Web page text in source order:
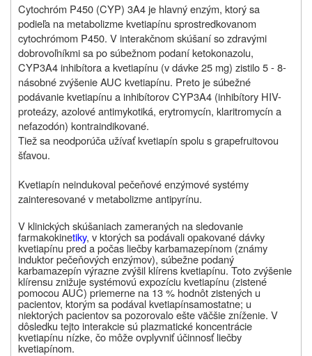
Cytochróm P450 (CYP) 3A4 je hlavný enzým, ktorý sa
podieľa na metabolizme kvetiapínu sprostredkovanom
cytochrómom P450. V interakčnom skúšaní so zdravými
dobrovoľníkmi sa po súbežnom podaní ketokonazolu,
CYP3A4 inhibítora a kvetiapínu (v dávke 25 mg) zistilo 5 - 8-
násobné zvýšenie AUC kvetiapínu. Preto je súbežné
podávanie kvetiapínu a inhibítorov CYP3A4 (inhibítory HIV-
proteázy, azolové antimykotiká, erytromycín, klaritromycín a
nefazodón) kontraindikované.
Tiež sa neodporúča užívať kvetiapín spolu s grapefruitovou
šťavou.
Kvetiapín neindukoval pečeňové enzýmové systémy
zainteresované v metabolizme antipyrínu.
V klinických skúšaniach zameraných na sledovanie
farmakokinetiky, v ktorých sa podávali opakované dávky
kvetiapínu pred a počas liečby karbamazepínom (známy
induktor pečeňových enzýmov), súbežne podaný
karbamazepín výrazne zvýšil klírens kvetiapínu. Toto zvýšenie
klírensu znižuje systémovú expozíciu kvetiapínu (zistené
pomocou AUC) priemerne na 13 % hodnôt zistených u
pacientov, ktorým sa podával kvetiapínsamostatne; u
niektorých pacientov sa pozorovalo ešte väčšie zníženie. V
dôsledku tejto interakcie sú plazmatické koncentrácie
kvetiapínu nízke, čo môže ovplyvniť účinnosť liečby
kvetiapínom.